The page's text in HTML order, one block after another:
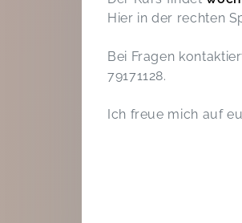
Hier in der rechten
Bei Fragen
79171128.
Ich freue mich auf